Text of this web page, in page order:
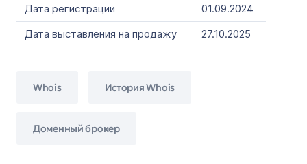
Дата регистрации
01.09.2024
Дата выставления на продажу
27.10.2025
Whois История Whois
Доменный брокер